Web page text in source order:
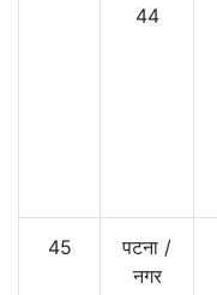
44
45 पटना /
नगर